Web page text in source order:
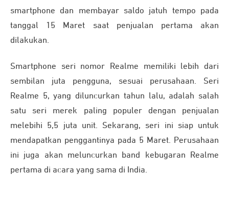
smartphone dan membayar saldo jatuh tempo pada
tanggal 15 Maret saat penjualan pertama akan
dilakukan.
Smartphone seri nomor Realme memiliki lebih dari
sembilan juta pengguna, sesuai perusahaan. Seri
Realme 5, yang diluncurkan tahun lalu, adalah salah
satu seri merek paling populer dengan penjualan
melebihi 5,5 juta unit. Sekarang, seri ini siap untuk
mendapatkan penggantinya pada 5 Maret. Perusahaan
ini juga akan meluncurkan band kebugaran Realme
pertama di acara yang sama di India.